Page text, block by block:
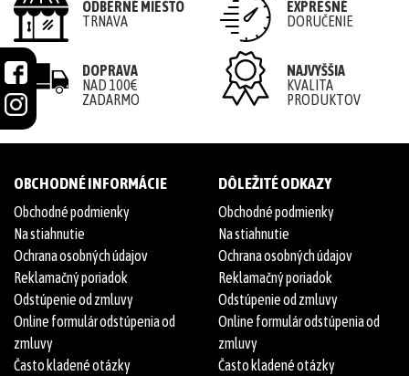
ODBERNÉ MIESTO
TRNAVA
EXPRESNÉ
DORUČENIE
DOPRAVA
NAD 100€
ZADARMO
NAJVYŠŠIA
KVALITA
PRODUKTOV
OBCHODNÉ INFORMÁCIE
Obchodné podmienky
Na stiahnutie
Ochrana osobných údajov
Reklamačný poriadok
Odstúpenie od zmluvy
Online formulár odstúpenia od
zmluvy
Často kladené otázky
DÔLEŽITÉ ODKAZY
Obchodné podmienky
Na stiahnutie
Ochrana osobných údajov
Reklamačný poriadok
Odstúpenie od zmluvy
Online formulár odstúpenia od
zmluvy
Často kladené otázky